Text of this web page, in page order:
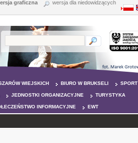
graficzna wersja dla niedowidzących
WIEJSKICH BIURO W BRUKSELI SPORT
JEDNOSTKI ORGANIZACYJNE TURYSTYKA
INFORMACYJNE EWT